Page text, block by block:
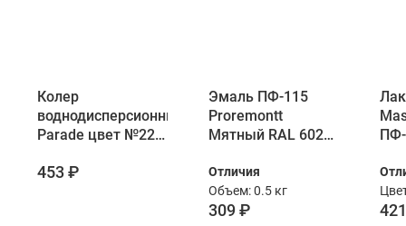
Колер
воднодисперсионный
Parade цвет №221
453 ₽
Эмаль ПФ-115
Proremontt
Мятный RAL 6027
Отличия
Объем: 0.5 кг
309 ₽
ПФ-